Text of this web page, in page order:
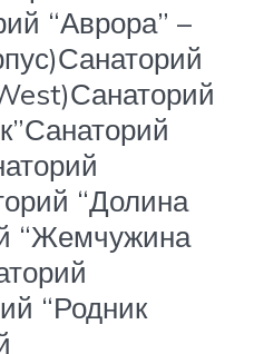
“Аврора” –
“Долина
“Жемчужина
“Родник